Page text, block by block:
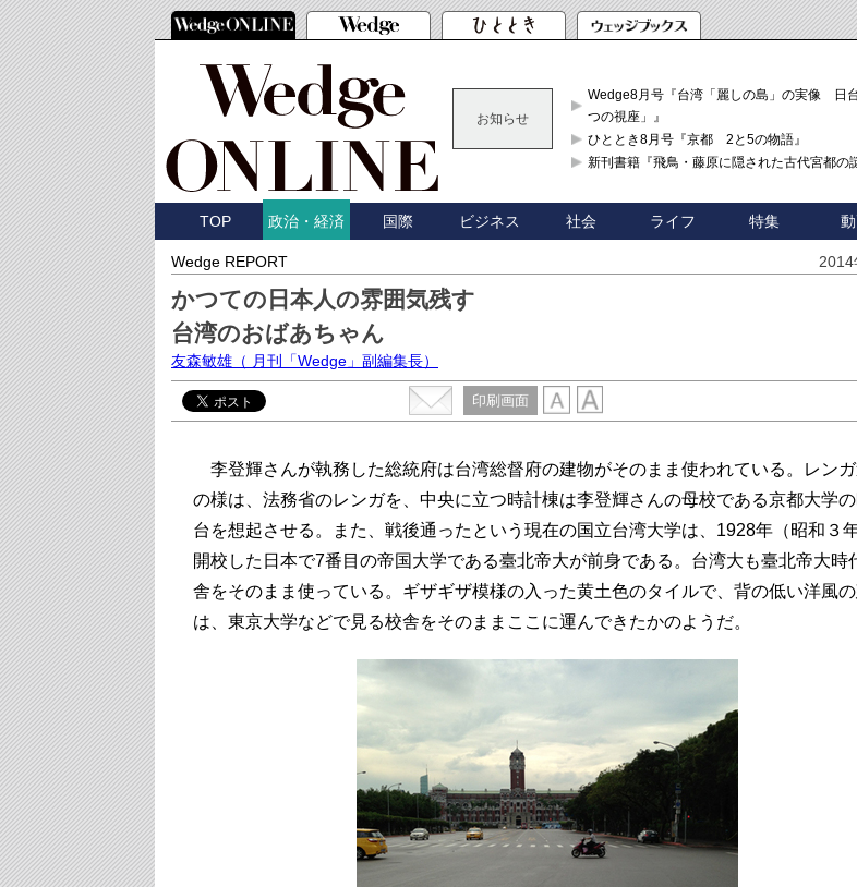
お知らせ
Wedge8月号『台湾「麗しの島」の実像 日台
つの視座」』
ひととき8月号『京都 2と5の物語』
新刊書籍『飛鳥・藤原に隠された古代宮都の
TOP 政治・経済 国際 ビジネス 社会 ライフ 特集
Wedge REPORT 2014
かつての日本人の雰囲気残す
台湾のおばあちゃん
友森敏雄 （ 月刊「Wedge」副編集長）
印刷画面
李登輝さんが執務した総統府は台湾総督府の建物がそのまま使われている。レンガ
の様は、法務省のレンガを、中央に立つ時計棟は李登輝さんの母校である京都大学
台を想起させる。また、戦後通ったという現在の国立台湾大学は、1928年（昭和３
開校した日本で7番目の帝国大学である臺北帝大が前身である。台湾大も臺北帝大時
舎をそのまま使っている。ギザギザ模様の入った黄土色のタイルで、背の低い洋風
は、東京大学などで見る校舎をそのままここに運んできたかのようだ。